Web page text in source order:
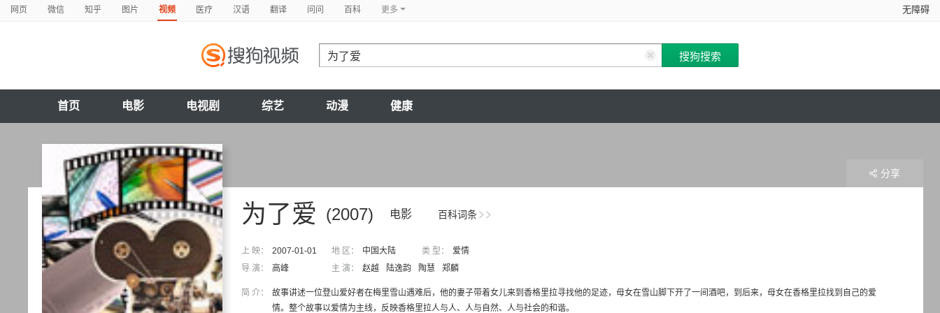
网页 微信 知乎 图片 视频 医疗 汉语 翻译 问问 百科 更多 无障碍
首页 电影 电视剧 综艺 动漫 健康
百科词条
(2007) 电影
为了爱
上 映： 2007-01-01 地 区： 中国大陆 类 型：
爱情
导 演：
高峰 主 演： 赵越 陆逸韵 陶慧 郑麟
简 介：
故事讲述一位登山爱好者在梅里雪山遇难后，他的妻子带着女儿来到香格里拉寻找他的足迹，母女在雪山脚下开了一间酒吧，到后来，母女在香格里拉找到自己的爱
情。整个故事以爱情为主线，反映香格里拉人与人、人与自然、人与社会的和谐。
分享